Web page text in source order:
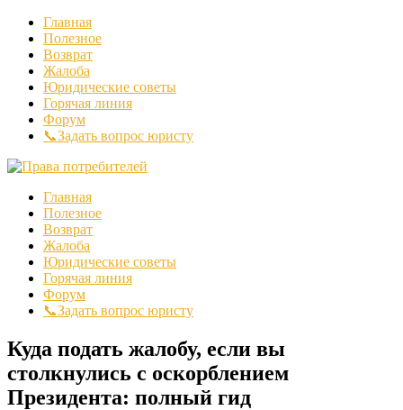
Главная
Полезное
Возврат
Жалоба
Юридические советы
Горячая линия
Форум
📞Задать вопрос юристу
Главная
Полезное
Возврат
Жалоба
Юридические советы
Горячая линия
Форум
📞Задать вопрос юристу
Куда подать жалобу, если вы
столкнулись с оскорблением
Президента: полный гид